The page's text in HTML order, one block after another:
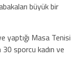
büyük bir
yaptığı Masa Tenisi
30 sporcu kadın ve